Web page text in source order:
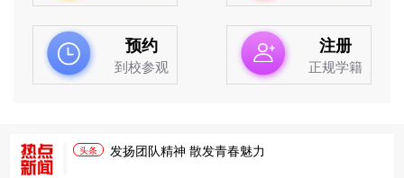
预约
到校参观
注册
正规学籍
头条 发扬团队精神 散发青春魅力